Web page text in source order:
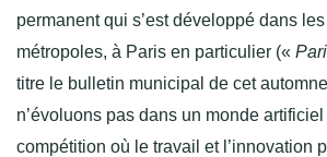
permanent qui s’est développé dans
métropoles, à Paris en particulier («
titre le bulletin municipal de cet
n’évoluons pas dans un monde
compétition où le travail et l’innovation